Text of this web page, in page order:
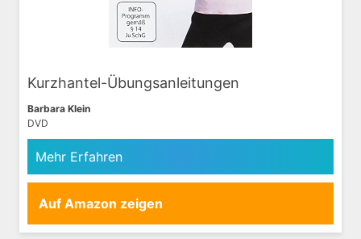
Kurzhantel-Übungsanleitungen
Barbara Klein
DVD
Mehr Erfahren
Auf Amazon zeigen